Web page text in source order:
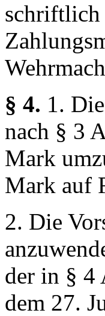
schriftlich
§ 4. 1.
nach § 3
Mark
Mark auf
2. Die
der in § 4
dem 27.